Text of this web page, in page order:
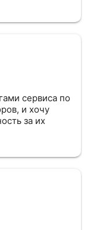
сервиса по
и хочу
за их
сразу
часов мой
о